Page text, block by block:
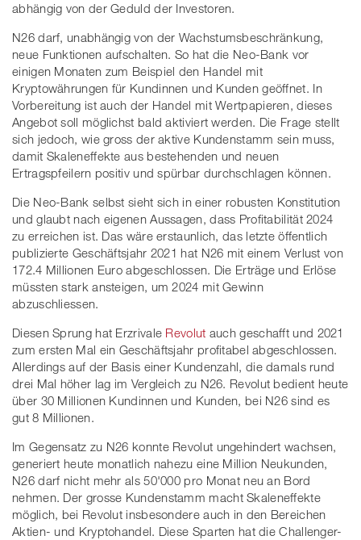
abhängig von der Geduld der Investoren.
N26 darf, unabhängig von der Wachstumsbeschränkung,
neue Funktionen aufschalten. So hat die Neo-Bank vor
einigen Monaten zum Beispiel den Handel mit
Kryptowährungen für Kundinnen und Kunden geöffnet. In
Vorbereitung ist auch der Handel mit Wertpapieren, dieses
Angebot soll möglichst bald aktiviert werden. Die Frage stellt
sich jedoch, wie gross der aktive Kundenstamm sein muss,
damit Skaleneffekte aus bestehenden und neuen
Ertragspfeilern positiv und spürbar durchschlagen können.
Die Neo-Bank selbst sieht sich in einer robusten Konstitution
und glaubt nach eigenen Aussagen, dass Profitabilität 2024
zu erreichen ist. Das wäre erstaunlich, das letzte öffentlich
publizierte Geschäftsjahr 2021 hat N26 mit einem Verlust von
172.4 Millionen Euro abgeschlossen. Die Erträge und Erlöse
müssten stark ansteigen, um 2024 mit Gewinn
abzuschliessen.
Diesen Sprung hat Erzrivale Revolut auch geschafft und 2021
zum ersten Mal ein Geschäftsjahr profitabel abgeschlossen.
Allerdings auf der Basis einer Kundenzahl, die damals rund
drei Mal höher lag im Vergleich zu N26. Revolut bedient heute
über 30 Millionen Kundinnen und Kunden, bei N26 sind es
gut 8 Millionen.
Im Gegensatz zu N26 konnte Revolut ungehindert wachsen,
generiert heute monatlich nahezu eine Million Neukunden,
N26 darf nicht mehr als 50'000 pro Monat neu an Bord
nehmen. Der grosse Kundenstamm macht Skaleneffekte
möglich, bei Revolut insbesondere auch in den Bereichen
Aktien- und Kryptohandel. Diese Sparten hat die Challenger-